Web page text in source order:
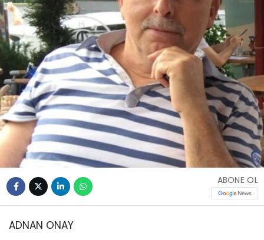
ABONE OL
ADNAN ONAY